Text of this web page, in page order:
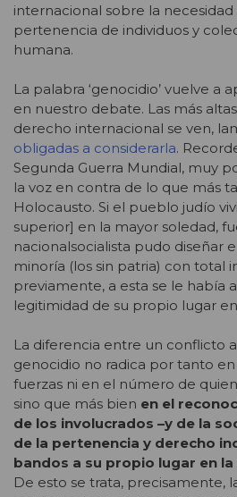
internacional sobre la necesidad
pertenencia de individuos y
humana.
La palabra ‘genocidio’ vuelve a
en nuestro debate. Las más
derecho internacional se ven,
obligadas a considerarla.
Segunda Guerra Mundial, muy
la voz en contra de lo que más
Holocausto. Si el pueblo judío
superior] en la mayor soledad,
nacionalsocialista pudo diseñar
minoría (los sin patria) con total
previamente, a esta se le había
legitimidad de su propio lugar
La diferencia entre un conflicto
genocidio no radica por tanto
fuerzas ni en el número de
sino que más bien en el
de los involucrados –y de la
de la pertenencia y derecho
bandos a su propio lugar en
De esto se trata, precisamente,